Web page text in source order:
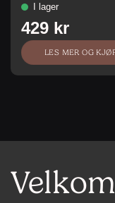
LES MER OG